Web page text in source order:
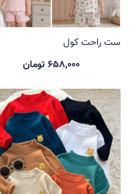
ست راحت کول
658,000 تومان